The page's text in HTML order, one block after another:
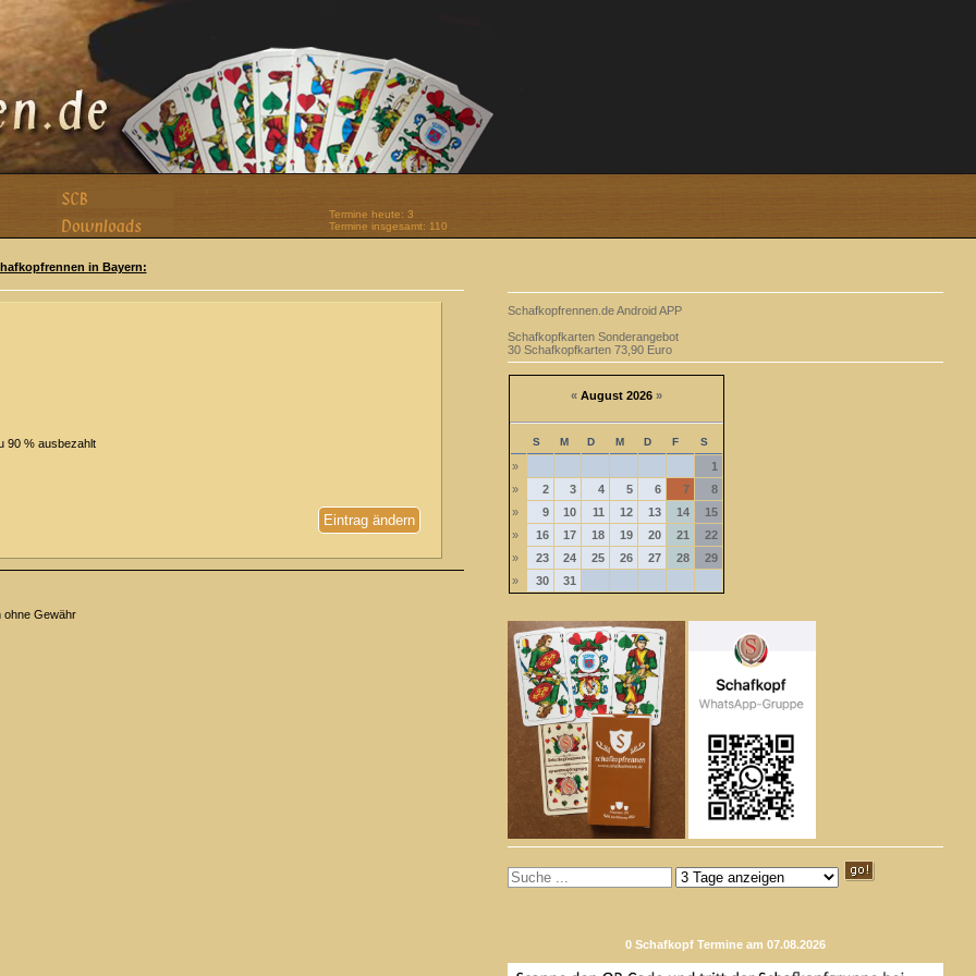
Termine heute: 3
Termine insgesamt: 110
in Bayern:
90 % ausbezahlt
Eintrag ändern
ohne Gewähr
Schafkopfrennen.de Android APP
Schafkopfkarten Sonderangebot
30 Schafkopfkarten 73,90 Euro
« August 2026 »
S M D M D F S
»
1
»
2 3 4 5 6 7
8
»
9 10 11 12 13 14
15
»
16 17 18 19 20 21
22
»
23 24 25 26 27 28
29
»
30 31
0 Schafkopf Termine am 07.08.2026